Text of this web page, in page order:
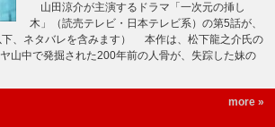
山田涼介が主演するドラマ「一次元の挿し
木」（読売テレビ・日本テレビ系）の第5話が、
下、ネタバレを含みます） 本作は、松下龍之介氏の
山中で発掘された200年前の人骨が、失踪した妹の
more »